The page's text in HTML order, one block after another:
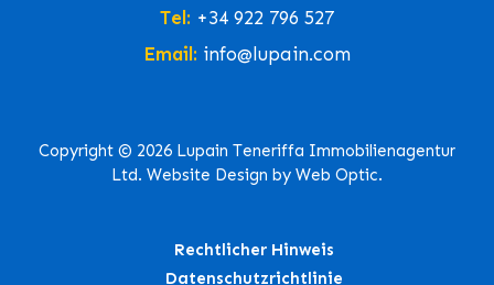
Tel: +34 922 796 527
Email: info@lupain.com
Copyright © 2026 Lupain Teneriffa Immobilienagentur
Ltd. Website Design by Web Optic.
Rechtlicher Hinweis
Datenschutzrichtlinie